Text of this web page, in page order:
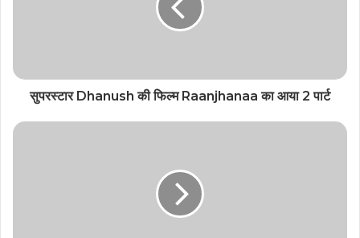
सुपरस्टार Dhanush की फिल्म Raanjhanaa का आया 2 पार्ट